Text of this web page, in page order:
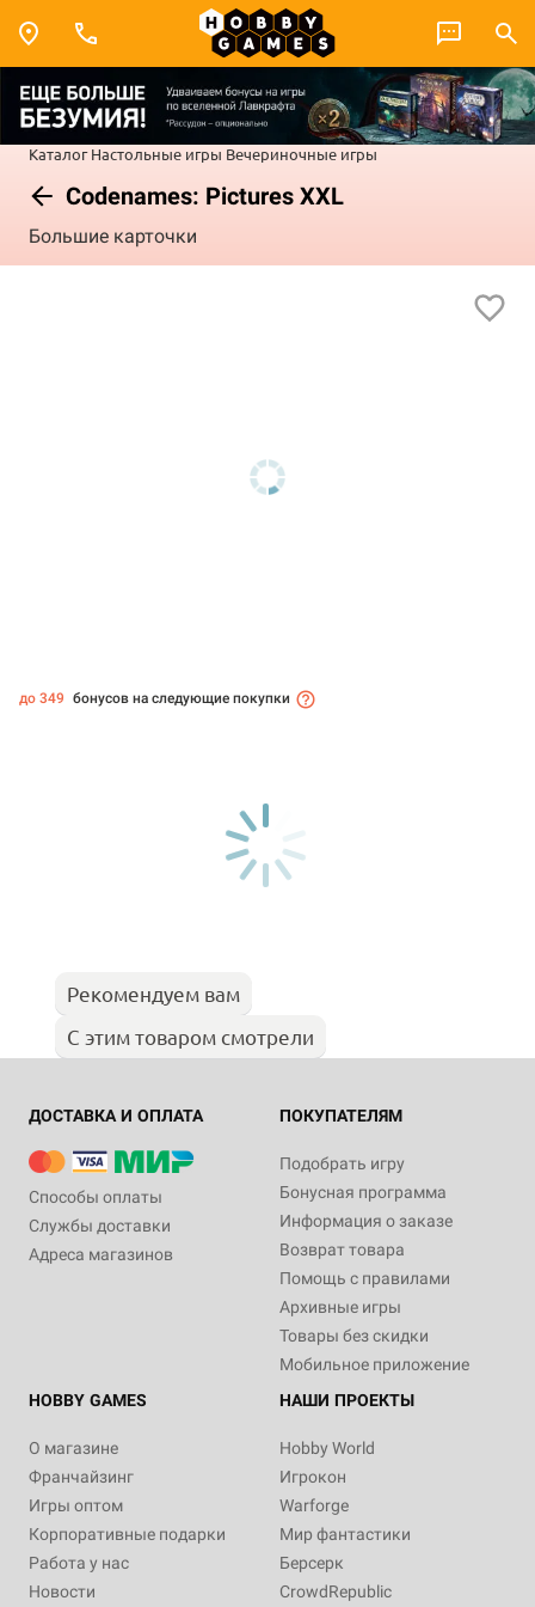
Каталог Настольные игры Вечериночные игры
Codenames: Pictures XXL
Большие карточки
до 349 бонусов на следующие покупки
Рекомендуем вам
С этим товаром смотрели
ДОСТАВКА И ОПЛАТА
Способы оплаты
Службы доставки
Адреса магазинов
ПОКУПАТЕЛЯМ
Подобрать игру
Бонусная программа
Информация о заказе
Возврат товара
Помощь с правилами
Архивные игры
Товары без скидки
Мобильное приложение
HOBBY GAMES
О магазине
Франчайзинг
Игры оптом
Корпоративные подарки
Работа у нас
Новости
НАШИ ПРОЕКТЫ
Hobby World
Игрокон
Warforge
Мир фантастики
Берсерк
CrowdRepublic